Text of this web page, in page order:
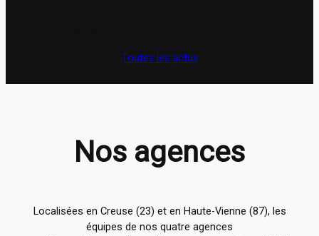
Toutes les actus
Nos agences
Localisées en Creuse (23) et en Haute-Vienne (87), les
équipes de nos quatre agences